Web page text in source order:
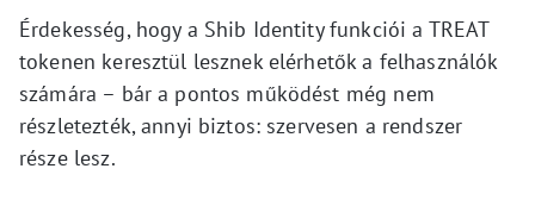
Érdekesség, hogy a Shib Identity funkciói a TREAT
tokenen keresztül lesznek elérhetők a felhasználók
számára – bár a pontos működést még nem
részletezték, annyi biztos: szervesen a rendszer
része lesz.